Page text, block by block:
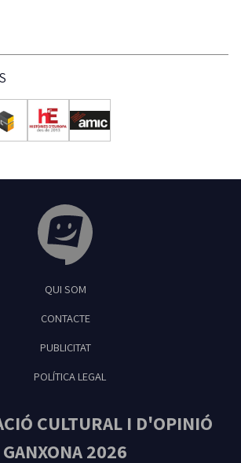
Feliu de Guíxols
QUI SOM
CONTACTE
PUBLICITAT
POLÍTICA LEGAL
CULTURAL I D'OPINIÓ
GANXONA 2026